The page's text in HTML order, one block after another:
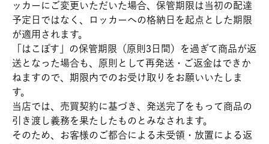
ッカーにご変更いただいた場合、保管期限は当初の配達
予定日ではなく、ロッカーへの格納日を起点とした期限
が適用されます。
「はこぽす」の保管期限（原則3日間）を過ぎて商品が返
送となった場合も、原則として再発送・ご返金はできか
ねますので、期限内でのお受け取りをお願いいたしま
す。
当店では、売買契約に基づき、発送完了をもって商品の
引き渡し義務を果たしたものとみなされます。
そのため、お客様のご都合による未受領・放置による返